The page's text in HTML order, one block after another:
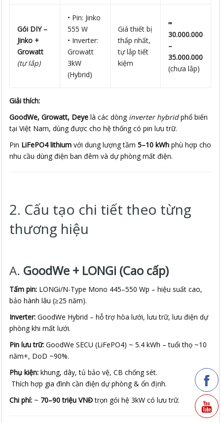
Gói DIY –
Jinko +
Growatt
(tự lắp)
• Pin: Jinko
555 W
• Inverter:
Growatt
3kW
(Hybrid)
Giá thiết bị
thấp nhất,
tự lắp tiết
kiệm
≈
30.000.000
–
35.000.000
(chưa lắp)
Giải thích:
GoodWe, Growatt, Deye là các dòng inverter hybridphổ biến
tại Việt Nam, dùng được cho hệ thống có pin lưu trữ.
Pin LiFePO4 lithium với dung lượng tầm5–10 kWh phù hợp cho
nhu cầu dùng điện ban đêm và dự phòng mất điện.
2. Cấu tạo chi tiết theo từng
thương hiệu
A. GoodWe + LONGi (Cao cấp)
Tấm pin: LONGi/N-Type Mono 445–550 Wp – hiệu suất cao,
bảo hành lâu (≥25 năm).
Inverter: GoodWe Hybrid – hỗ trợ hòa lưới, lưu trữ, lưu điện dự
phòng khi mất lưới.
Pin lưu trữ: GoodWe SECU (LiFePO4) ~ 5.4 kWh – tuổi thọ ~10
năm+, DoD ~90%.
Phụ kiện: khung, dây, tủ bảo vệ, CB chống sét.
Thích hợp gia đình cần điện dự phòng & ổn định.
Chi phí: ~ 70–90 triệu VNĐtrọn gói hệ 3kW có lưu trữ.